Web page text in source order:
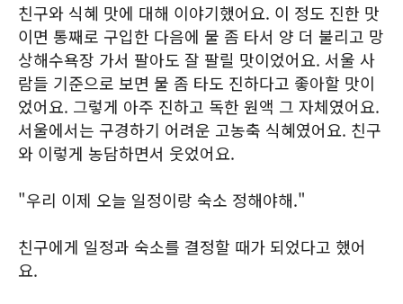
친구와 식혜 맛에 대해 이야기했어요. 이 정도 진한 맛
이면 통째로 구입한 다음에 물 좀 타서 양 더 불리고 망
상해수욕장 가서 팔아도 잘 팔릴 맛이었어요. 서울 사
람들 기준으로 보면 물 좀 타도 진하다고 좋아할 맛이
었어요. 그렇게 아주 진하고 독한 원액 그 자체였어요.
서울에서는 구경하기 어려운 고농축 식혜였어요. 친구
와 이렇게 농담하면서 웃었어요.
"우리 이제 오늘 일정이랑 숙소 정해야해."
친구에게 일정과 숙소를 결정할 때가 되었다고 했어
요.